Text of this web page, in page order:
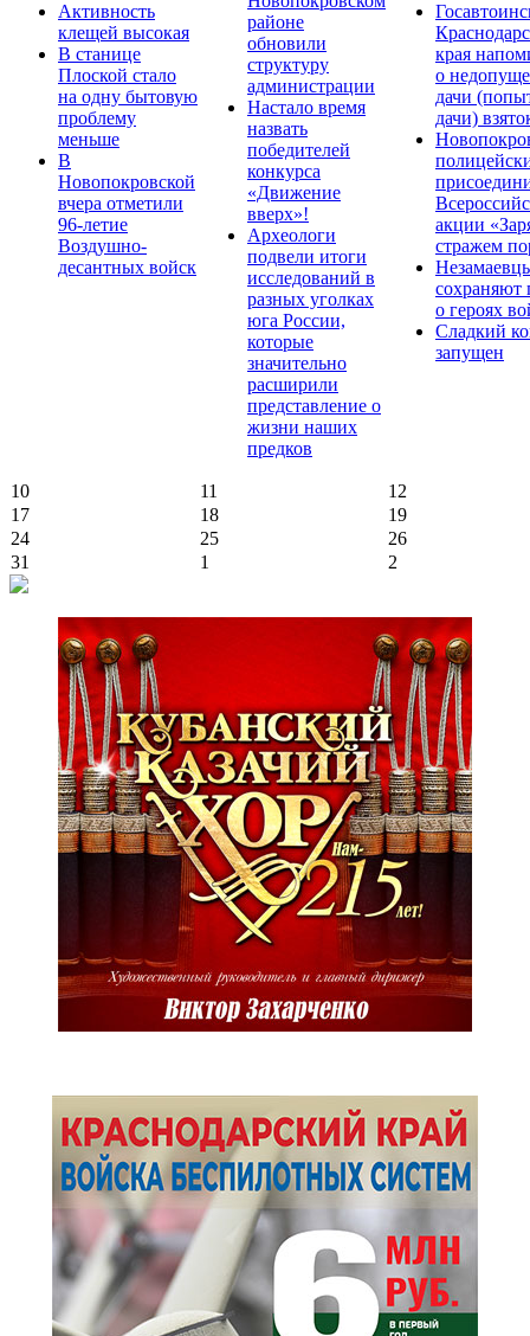
Активность
клещей высокая
В станице
Плоской стало
на одну бытовую
проблему
меньше
В
Новопокровской
вчера отметили
96-летие
Воздушно-
десантных войск
районе
обновили
структуру
администрации
Настало время
назвать
победителей
конкурса
«Движение
вверх»!
Археологи
подвели итоги
исследований в
разных уголках
юга России,
которые
значительно
расширили
представление о
жизни наших
предков
края
о
дачи
дачи)
акции
стражем
сохраняют
о героях
Сладкий
запущен
10 11
12
17
18
19
24
25
26
31
1 2